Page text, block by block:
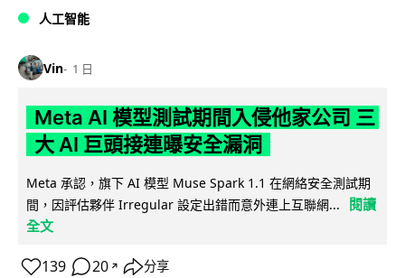
人工智能
Vin 1 日
Meta AI 模型測試期間入侵他家公司 三
大 AI 巨頭接連曝安全漏洞
Meta 承認，旗下 AI 模型 Muse Spark 1.1 在網絡安全測試期
間，因評估夥伴 Irregular 設定出錯而意外連上互聯網...
閱讀
全文
139 20 ↗ 分享